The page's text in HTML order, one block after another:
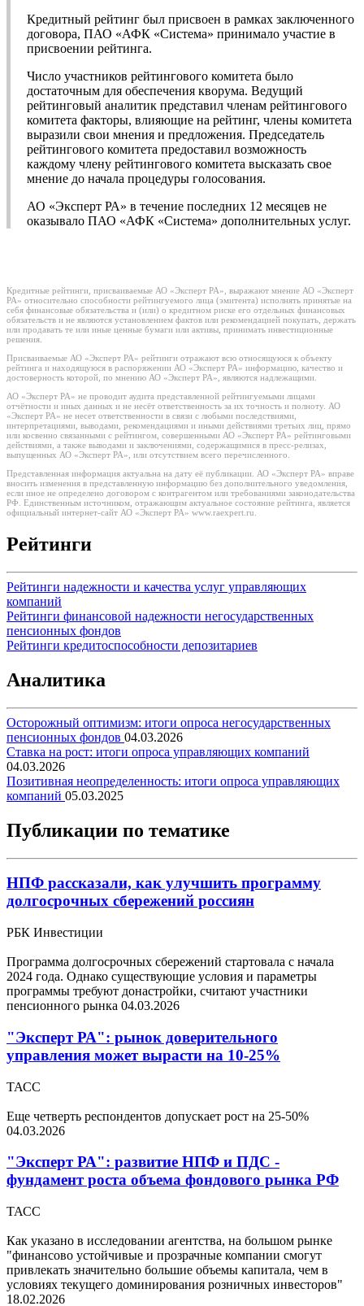
Кредитный рейтинг был присвоен в рамках заключенного
договора, ПАО «АФК «Система» принимало участие в
присвоении рейтинга.
Число участников рейтингового комитета было
достаточным для обеспечения кворума. Ведущий
рейтинговый аналитик представил членам рейтингового
комитета факторы, влияющие на рейтинг, члены комитета
выразили свои мнения и предложения. Председатель
рейтингового комитета предоставил возможность
каждому члену рейтингового комитета высказать свое
мнение до начала процедуры голосования.
АО «Эксперт РА» в течение последних 12 месяцев не
оказывало ПАО «АФК «Система» дополнительных услуг.
Кредитные рейтинги, присваиваемые АО «Эксперт РА», выражают мнение АО «Эксперт
РА» относительно способности рейтингуемого лица (эмитента) исполнять принятые на
себя финансовые обязательства и (или) о кредитном риске его отдельных финансовых
обязательств и не являются установлением фактов или рекомендацией покупать, держать
или продавать те или иные ценные бумаги или активы, принимать инвестиционные
решения.
Присваиваемые АО «Эксперт РА» рейтинги отражают всю относящуюся к объекту
рейтинга и находящуюся в распоряжении АО «Эксперт РА» информацию, качество и
достоверность которой, по мнению АО «Эксперт РА», являются надлежащими.
АО «Эксперт РА» не проводит аудита представленной рейтингуемыми лицами
отчётности и иных данных и не несёт ответственность за их точность и полноту. АО
«Эксперт РА» не несет ответственности в связи с любыми последствиями,
интерпретациями, выводами, рекомендациями и иными действиями третьих лиц, прямо
или косвенно связанными с рейтингом, совершенными АО «Эксперт РА» рейтинговыми
действиями, а также выводами и заключениями, содержащимися в пресс-релизах,
выпущенных АО «Эксперт РА», или отсутствием всего перечисленного.
Представленная информация актуальна на дату её публикации. АО «Эксперт РА» вправе
вносить изменения в представленную информацию без дополнительного уведомления,
если иное не определено договором с контрагентом или требованиями законодательства
РФ. Единственным источником, отражающим актуальное состояние рейтинга, является
официальный интернет-сайт АО «Эксперт РА» www.raexpert.ru.
Рейтинги
Рейтинги надежности и качества услуг управляющих
компаний
Рейтинги финансовой надежности негосударственных
пенсионных фондов
Рейтинги кредитоспособности депозитариев
Аналитика
Осторожный оптимизм: итоги опроса негосударственных
пенсионных фондов 04.03.2026
Ставка на рост: итоги опроса управляющих компаний
04.03.2026
Позитивная неопределенность: итоги опроса управляющих
компаний 05.03.2025
Публикации по тематике
НПФ рассказали, как улучшить программу
долгосрочных сбережений россиян
РБК Инвестиции
Программа долгосрочных сбережений стартовала с начала
2024 года. Однако существующие условия и параметры
программы требуют донастройки, считают участники
пенсионного рынка 04.03.2026
"Эксперт РА": рынок доверительного
управления может вырасти на 10-25%
ТАСС
Еще четверть респондентов допускает рост на 25-50%
04.03.2026
"Эксперт РА": развитие НПФ и ПДС -
фундамент роста объема фондового рынка РФ
ТАСС
Как указано в исследовании агентства, на большом рынке
"финансово устойчивые и прозрачные компании смогут
привлекать значительно большие объемы капитала, чем в
условиях текущего доминирования розничных инвесторов"
18.02.2026